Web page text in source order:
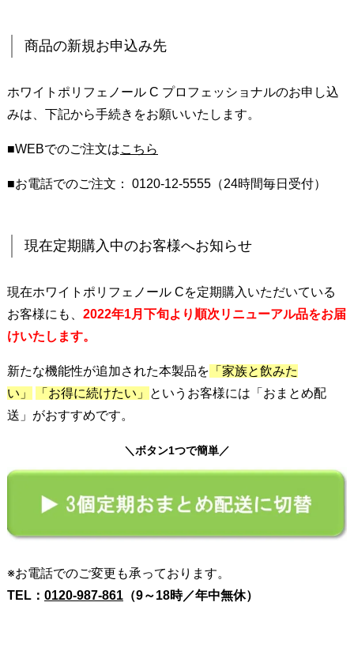
商品の新規お申込み先
ホワイトポリフェノール C プロフェッショナルのお申し込
みは、下記から手続きをお願いいたします。
■WEBでのご注文はこちら
■お電話でのご注文： 0120-12-5555（24時間毎日受付）
現在定期購入中のお客様へお知らせ
現在ホワイトポリフェノール Cを定期購入いただいている
お客様にも、 2022年1月下旬より順次リニューアル品をお届
けいたします。
新たな機能性が追加された本製品を 「家族と飲みた
い」
「お得に続けたい」
というお客様には「おまとめ配
送」がおすすめです。
＼ボタン1つで簡単／
※お電話でのご変更も承っております。
TEL： 0120-987-861 （9～18時／年中無休）